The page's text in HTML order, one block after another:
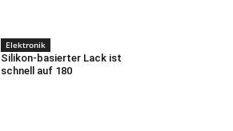
Elektronik
Silikon-basierter Lack ist
schnell auf 180